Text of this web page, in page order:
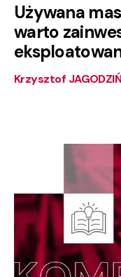
Używana
warto
Krzysztof